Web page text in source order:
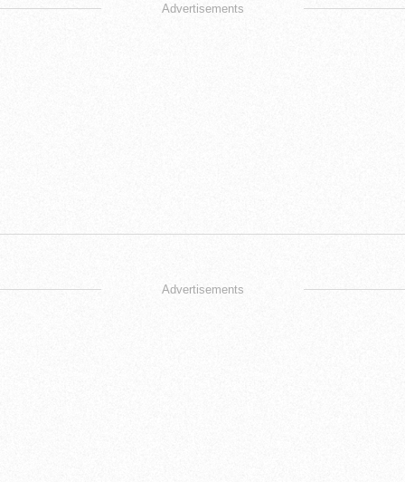
Advertisements
Advertisements